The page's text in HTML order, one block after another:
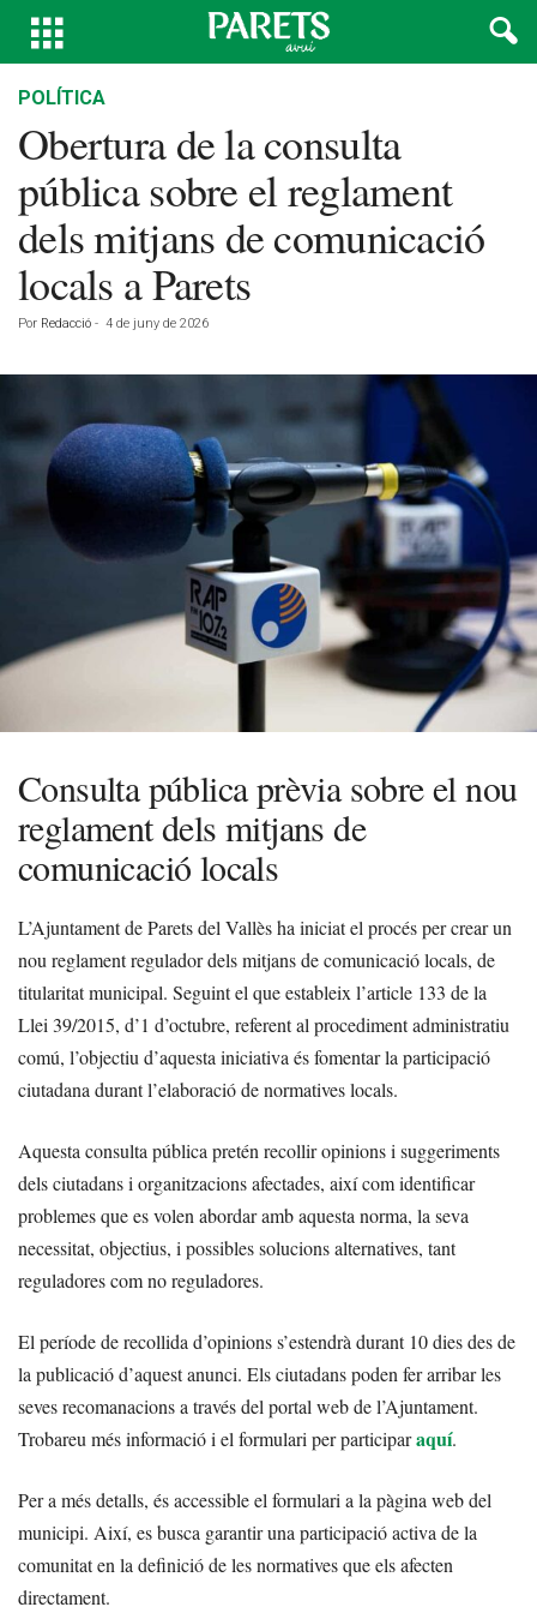
POLÍTICA
Obertura de la consulta
pública sobre el reglament
dels mitjans de comunicació
locals a Parets
Por Redacció - 4 de juny de 2026
Consulta pública prèvia sobre el nou
reglament dels mitjans de
comunicació locals
L’Ajuntament de Parets del Vallès ha iniciat el procés per crear un
nou reglament regulador dels mitjans de comunicació locals, de
titularitat municipal. Seguint el que estableix l’article 133 de la
Llei 39/2015, d’1 d’octubre, referent al procediment administratiu
comú, l’objectiu d’aquesta iniciativa és fomentar la participació
ciutadana durant l’elaboració de normatives locals.
Aquesta consulta pública pretén recollir opinions i suggeriments
dels ciutadans i organitzacions afectades, així com identificar
problemes que es volen abordar amb aquesta norma, la seva
necessitat, objectius, i possibles solucions alternatives, tant
reguladores com no reguladores.
El període de recollida d’opinions s’estendrà durant 10 dies des de
la publicació d’aquest anunci. Els ciutadans poden fer arribar les
seves recomanacions a través del portal web de l’Ajuntament.
Trobareu més informació i el formulari per participaraquí.
Per a més detalls, és accessible el formulari a la pàgina web del
municipi. Així, es busca garantir una participació activa de la
comunitat en la definició de les normatives que els afecten
directament.